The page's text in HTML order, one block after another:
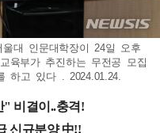
대 인문대학장이 24일 오후
육부가 추진하는 무전공 모집
하고 있다 . 2024.01.24.